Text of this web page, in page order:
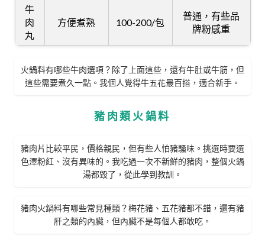
牛
肉
丸
方便煮熟 100-200/包
普通，有些品
牌粉感重
火鍋料有哪些牛肉選項？除了上面這些，還有牛肚或牛筋，但
這些需要煮久一點。我個人覺得牛五花最百搭，適合新手。
豬肉類火鍋料
豬肉片比較平民，價格親民，但有些人怕豬騷味。挑選時要選
色澤粉紅、沒有異味的。我吃過一次不新鮮的豬肉，整個火鍋
湯都毀了，從此學到教訓。
豬肉火鍋料有哪些常見種類？梅花豬、五花豬都不錯，還有豬
肝之類的內臟，但內臟不是每個人都敢吃。